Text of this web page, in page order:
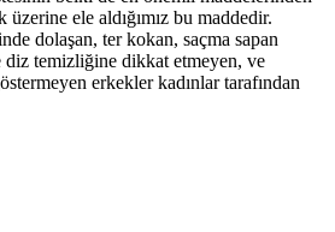
ele aldığımız bu maddedir.
dolaşan, ter kokan, saçma sapan
diz temizliğine dikkat etmeyen, ve
erkekler kadınlar tarafından